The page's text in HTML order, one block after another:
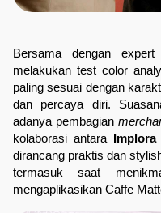
Bersama dengan
melakukan test color
paling sesuai dengan
dan percaya diri.
adanya pembagian
kolaborasi antara
dirancang praktis dan
termasuk saat
mengaplikasikan Caffe